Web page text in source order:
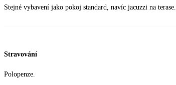
Stejné vybavení jako pokoj standard, navíc jacuzzi na terase.
Stravování
Polopenze.